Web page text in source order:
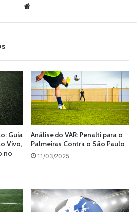
Website
Guia
Vivo,
no
Análise do VAR: Penalti para o
Palmeiras Contra o São Paulo
11/03/2025